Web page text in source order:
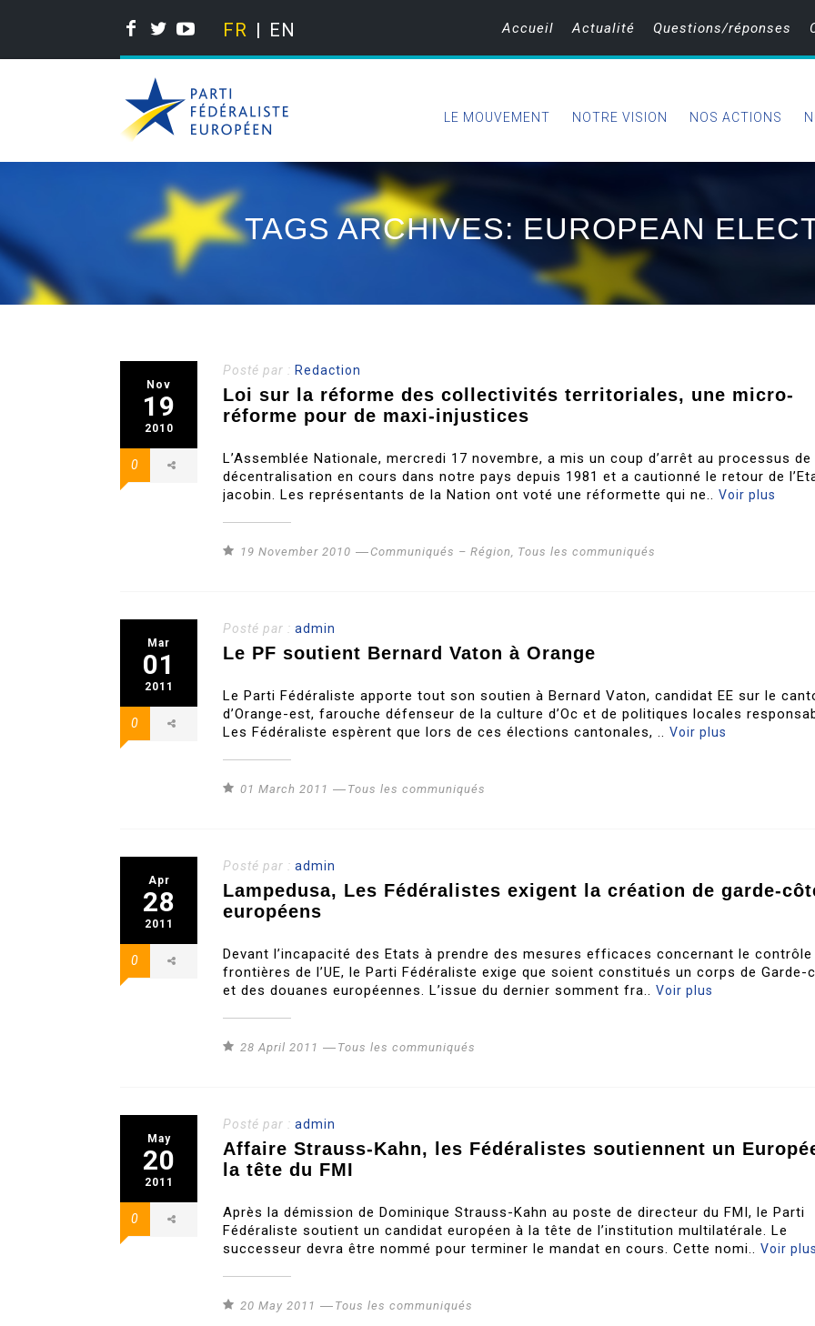
FR EN Accueil Actualité Questions/réponses
LE MOUVEMENT NOTRE VISION NOS ACTIONS
TAGS ARCHIVES: EUROPEAN
Nov
19
2010
0
Posté par : Redaction
Loi sur la réforme des collectivités territoriales, une micro-
réforme pour de maxi-injustices
L’Assemblée Nationale, mercredi 17 novembre, a mis un coup d’arrêt au processus de
décentralisation en cours dans notre pays depuis 1981 et a cautionné le retour de
jacobin. Les représentants de la Nation ont voté une réformette qui ne.. Voir plus
19 November 2010 Communiqués – Région, Tous les communiqués
Mar
01
2011
0
Posté par : admin
Le PF soutient Bernard Vaton à Orange
Le Parti Fédéraliste apporte tout son soutien à Bernard Vaton, candidat EE sur le
d’Orange-est, farouche défenseur de la culture d’Oc et de politiques locales
Les Fédéraliste espèrent que lors de ces élections cantonales, .. Voir plus
01 March 2011 Tous les communiqués
Apr
28
2011
0
Posté par : admin
Lampedusa, Les Fédéralistes exigent la création de garde-
européens
Devant l’incapacité des Etats à prendre des mesures efficaces concernant le contrôle
frontières de l’UE, le Parti Fédéraliste exige que soient constitués un corps de Garde-
et des douanes européennes. L’issue du dernier somment fra.. Voir plus
28 April 2011 Tous les communiqués
May
20
2011
0
Posté par : admin
Affaire Strauss-Kahn, les Fédéralistes soutiennent un
la tête du FMI
Après la démission de Dominique Strauss-Kahn au poste de directeur du FMI, le Parti
Fédéraliste soutient un candidat européen à la tête de l’institution multilatérale. Le
successeur devra être nommé pour terminer le mandat en cours. Cette nomi.. Voir plus
20 May 2011 Tous les communiqués